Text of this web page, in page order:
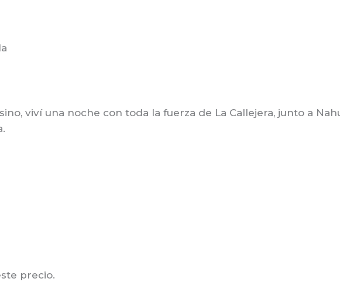
viví una noche con toda la fuerza de La Callejera, junto a
precio.